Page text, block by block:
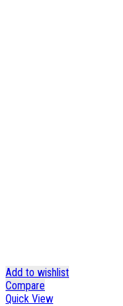
Add to wishlist
Compare
Quick View